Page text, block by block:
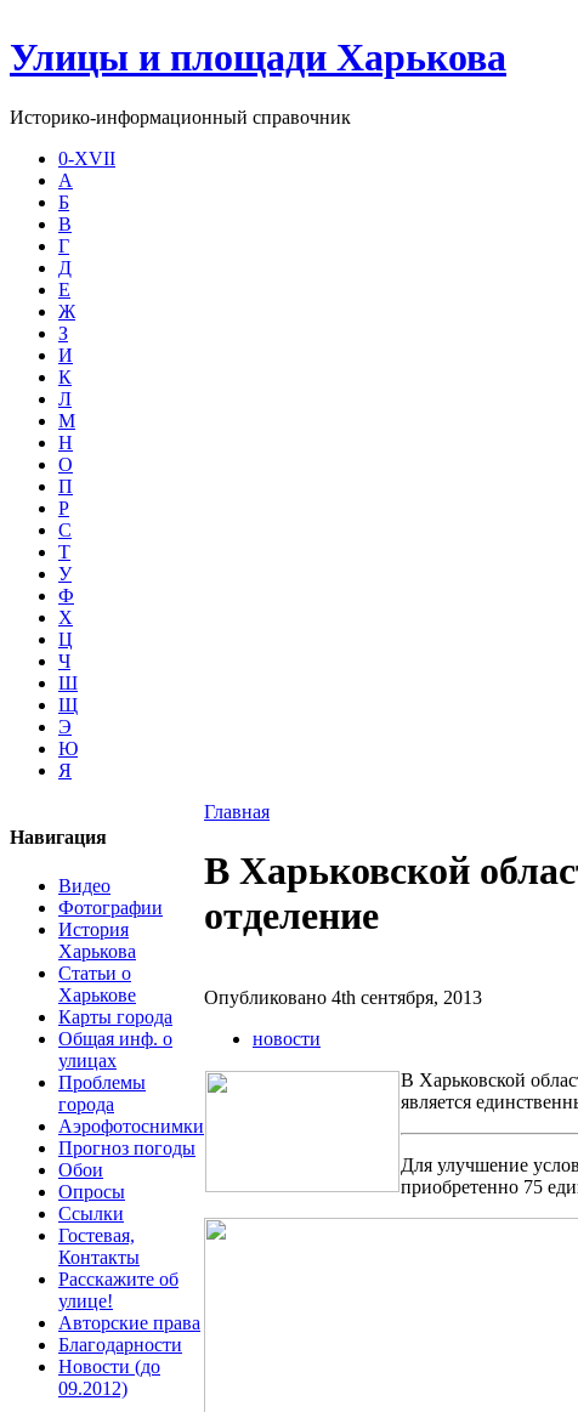
Улицы и площади Харькова
Историко-информационный справочник
0-XVII
А
Б
В
Г
Д
Е
Ж
З
И
К
Л
М
Н
О
П
Р
С
Т
У
Ф
Х
Ц
Ч
Ш
Щ
Э
Ю
Я
Навигация
Видео
Фотографии
История
Харькова
Статьи о
Харькове
Карты города
Общая инф. о
улицах
Проблемы
города
Аэрофотоснимки
Прогноз погоды
Обои
Опросы
Ссылки
Гостевая,
Контакты
Расскажите об
улице!
Авторские права
Благодарности
Новости (до
09.2012)
Главная
В Харьковской
отделение
Опубликовано 4th сентября, 2013
новости
В Харьковской
является
Для улучшение
приобретенно 75